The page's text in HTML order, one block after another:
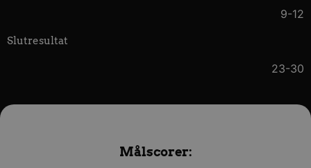
9-12
Slutresultat
23-30
Målscorer: